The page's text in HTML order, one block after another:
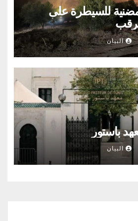
للسيطرة على
البيان
باستور
البيان